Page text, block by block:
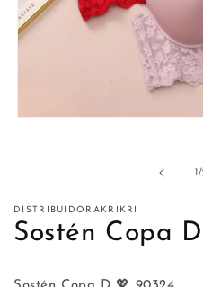
ventana
modal
1/
DISTRIBUIDORAKRIKRI
Sostén Copa